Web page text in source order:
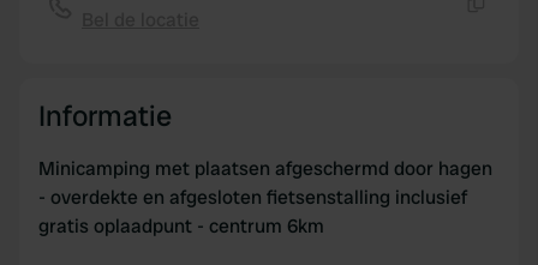
Informatie
Minicamping met plaatsen afgeschermd door hagen
- overdekte en afgesloten fietsenstalling inclusief
gratis oplaadpunt - centrum 6km